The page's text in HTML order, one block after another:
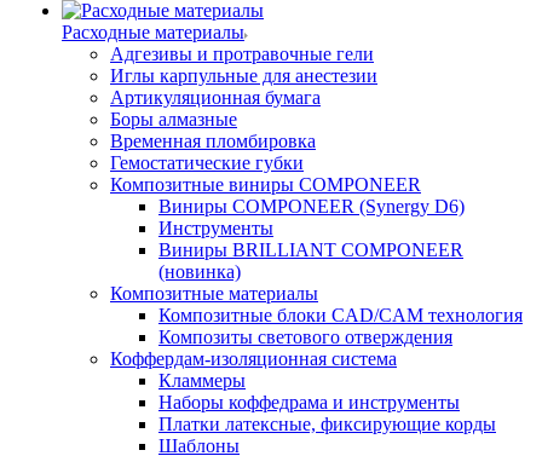
Расходные материалы
Адгезивы и протравочные гели
Иглы карпульные для анестезии
Артикуляционная бумага
Боры алмазные
Временная пломбировка
Гемостатические губки
Композитные виниры COMPONEER
Виниры COMPONEER (Synergy D6)
Инструменты
Виниры BRILLIANT COMPONEER
(новинка)
Композитные материалы
Композитные блоки CAD/СAM технология
Композиты светового отверждения
Коффердам-изоляционная система
Кламмеры
Наборы коффедрама и инструменты
Платки латексные, фиксирующие корды
Шаблоны